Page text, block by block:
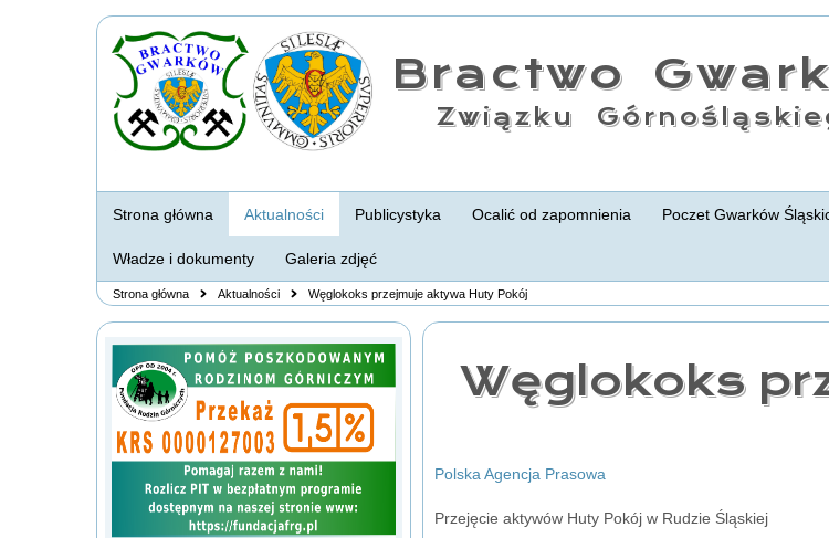
Bractwo
Związku
Strona główna Aktualności Publicystyka Ocalić od zapomnienia Poczet Gwarków
Władze i dokumenty Galeria zdjęć
Strona główna Aktualności Węglokoks przejmuje aktywa Huty Pokój
Węglokoks
Polska Agencja Prasowa
Przejęcie aktywów Huty Pokój w Rudzie Śląskiej